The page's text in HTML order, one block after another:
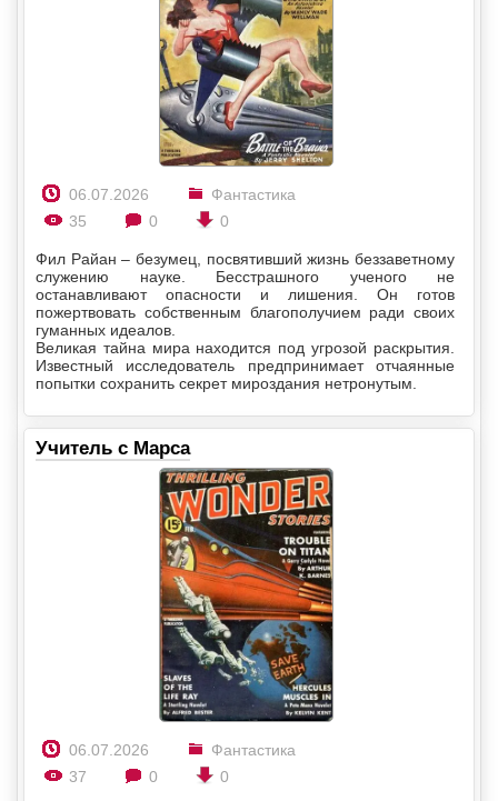
06.07.2026
Фантастика
35
0 0
Фил Райан – безумец, посвятивший жизнь беззаветному
служению науке. Бесстрашного ученого не
останавливают опасности и лишения. Он готов
пожертвовать собственным благополучием ради своих
гуманных идеалов.
Великая тайна мира находится под угрозой раскрытия.
Известный исследователь предпринимает отчаянные
попытки сохранить секрет мироздания нетронутым.
Учитель с Марса
06.07.2026
Фантастика
37
0 0